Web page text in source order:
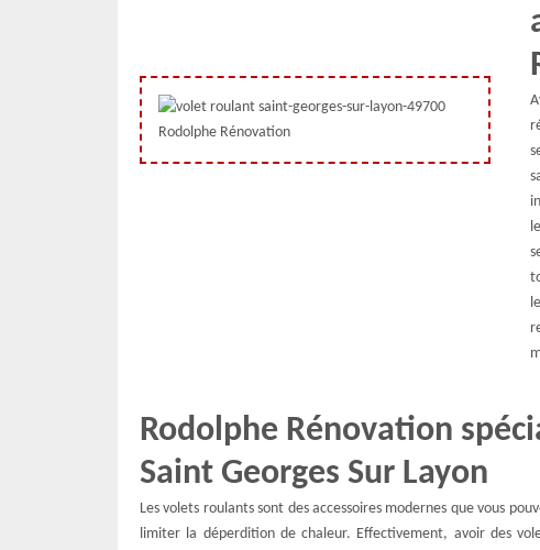
Rodolphe Rénovation
Saint Georges Sur Layon
Les volets roulants sont des accessoires modernes que vous
limiter la déperdition de chaleur. Effectivement, avoir des